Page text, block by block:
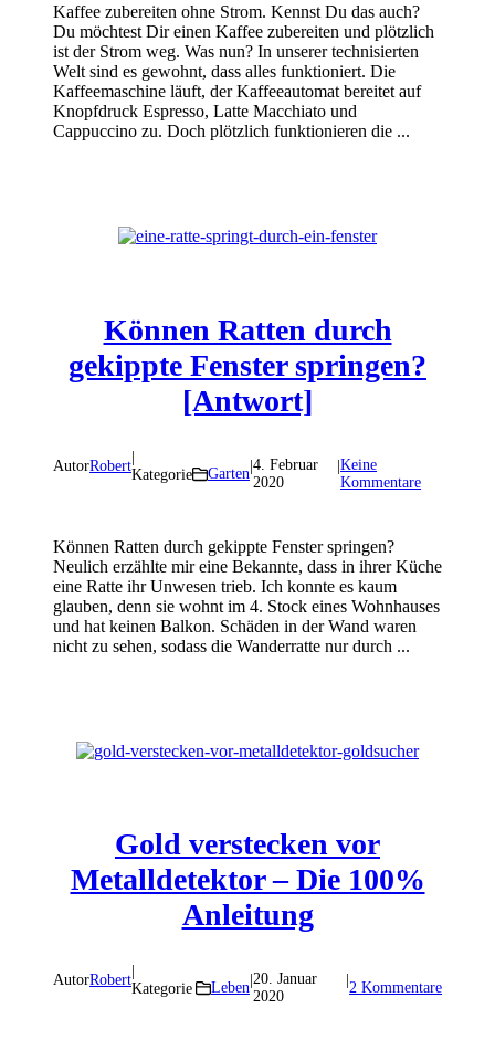
Kaffee zubereiten ohne Strom. Kennst Du das auch?
Du möchtest Dir einen Kaffee zubereiten und plötzlich
ist der Strom weg. Was nun? In unserer technisierten
Welt sind es gewohnt, dass alles funktioniert. Die
Kaffeemaschine läuft, der Kaffeeautomat bereitet auf
Knopfdruck Espresso, Latte Macchiato und
Cappuccino zu. Doch plötzlich funktionieren die ...
Können Ratten durch
gekippte Fenster springen?
[Antwort]
AutorRobert
|
Kategorie
Garten|4. Februar
2020
|Keine
Kommentare
Können Ratten durch gekippte Fenster springen?
Neulich erzählte mir eine Bekannte, dass in ihrer Küche
eine Ratte ihr Unwesen trieb. Ich konnte es kaum
glauben, denn sie wohnt im 4. Stock eines Wohnhauses
und hat keinen Balkon. Schäden in der Wand waren
nicht zu sehen, sodass die Wanderratte nur durch ...
Gold verstecken vor
Metalldetektor – Die 100%
Anleitung
AutorRobert
Kategorie
Leben
20. Januar
2020
2 Kommentare